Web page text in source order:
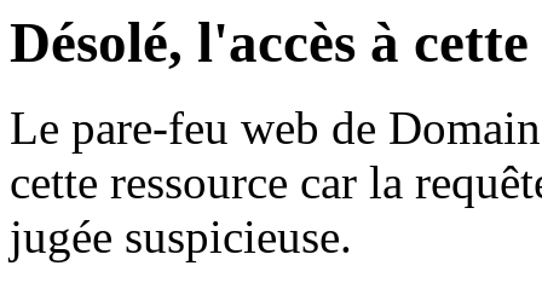
Désolé, l'accès à
Le pare-feu web de
cette ressource car la
jugée suspicieuse.